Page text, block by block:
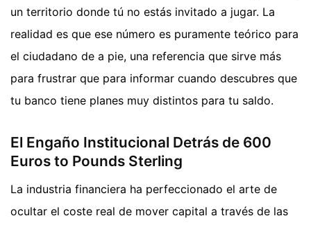
un territorio donde tú no estás invitado a jugar. La
realidad es que ese número es puramente teórico para
el ciudadano de a pie, una referencia que sirve más
para frustrar que para informar cuando descubres que
tu banco tiene planes muy distintos para tu saldo.
El Engaño Institucional Detrás de 600
Euros to Pounds Sterling
La industria financiera ha perfeccionado el arte de
ocultar el coste real de mover capital a través de las